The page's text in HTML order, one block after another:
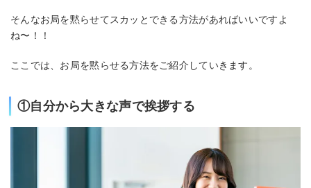
そんなお局を黙らせてスカッとできる方法があればいいですよ
ね〜！！
ここでは、お局を黙らせる方法をご紹介していきます。
①自分から大きな声で挨拶する